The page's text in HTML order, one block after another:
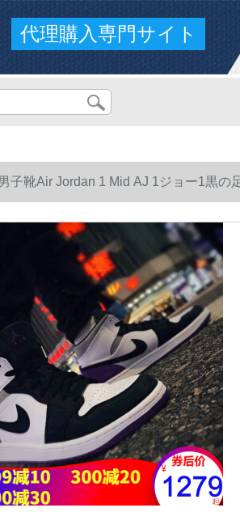
代理購入専門サイト
子靴Air Jordan 1 Mid AJ 1ジョー1黒
の紫41